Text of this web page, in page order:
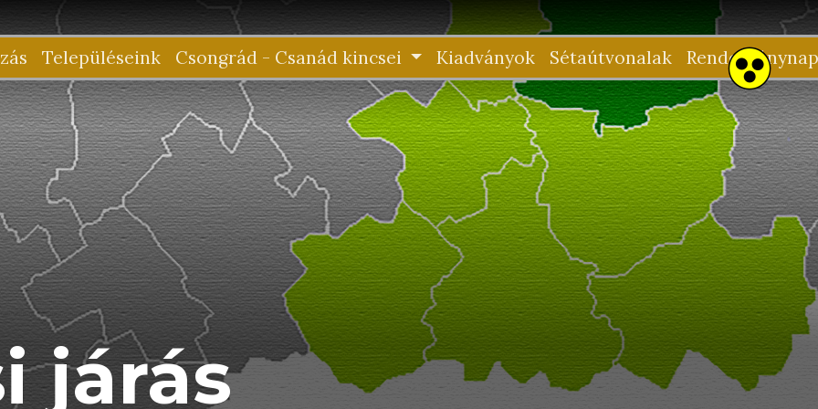
Településeink Csongrád - Csanád kincsei Kiadványok Sétaútvonalak
járás